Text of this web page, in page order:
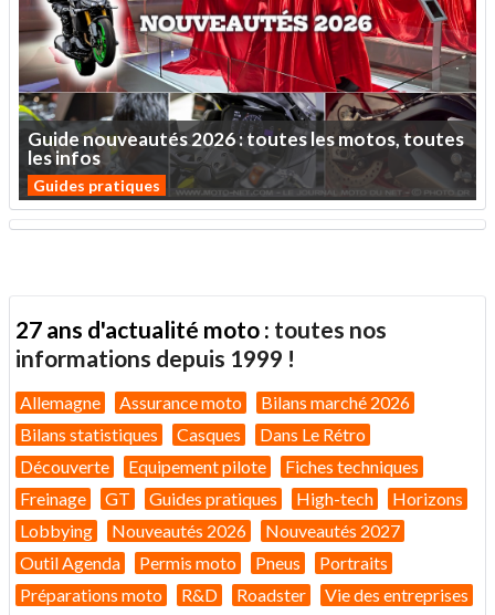
Guidenouveautés2026:touteslesmotos,toutes
lesinfos
Guides pratiques
27 ans d'actualité moto : toutes nos
informations depuis 1999 !
Allemagne Assurance moto
Bilans marché 2026
Bilans statistiques
Casques
Dans Le Rétro
Découverte
Equipement pilote
Fiches techniques
Freinage
GT Guides pratiques High-tech
Horizons
Lobbying
Nouveautés 2026
Nouveautés 2027
Outil Agenda
Permis moto Pneus
Portraits
Préparations moto
R&D Roadster Vie des entreprises